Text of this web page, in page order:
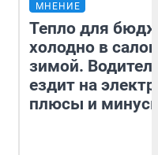
МНЕНИЕ
Тепло для
холодно в
зимой.
ездит на
плюсы и